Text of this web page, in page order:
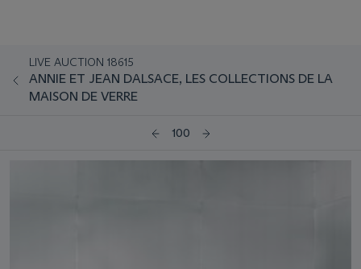
LIVE AUCTION 18615
ANNIE ET JEAN DALSACE, LES COLLECTIONS DE LA
MAISON DE VERRE
100